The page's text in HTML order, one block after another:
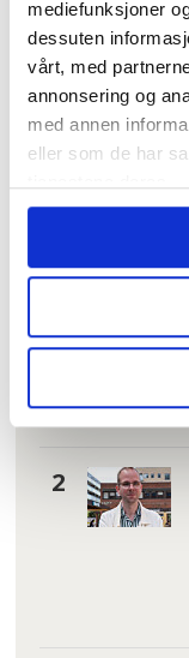
mediefunksjoner
dessuten
vårt, med
annonsering og
med annen
eller som de har
LØNN